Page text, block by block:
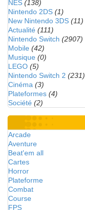
NES (138)
Nintendo 2DS (1)
New Nintendo 3DS (11)
Actualité (111)
Nintendo Switch (2907)
Mobile (42)
Musique (0)
LEGO (5)
Nintendo Switch 2 (231)
Cinéma (3)
Plateformes (4)
Société (2)
Arcade
Aventure
Beat'em all
Cartes
Horror
Plateforme
Combat
Course
FPS